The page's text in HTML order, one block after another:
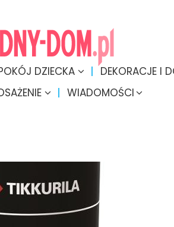
DZIECKA
DEKORACJE I
WIADOMOŚCI